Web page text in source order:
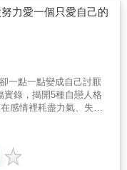
放婚姻如何成為一個熔
與他人的愛更臻深化。
Financial Times）本
姻的故事，細緻描繪她
此關係的過程中，如何
的挑戰、嫉妒與喜悅。
New York Times）一
地直面性、嫉妒、快樂
克斯書評》（Kirkus
供幫助
遇上了一個「自戀型伴
談，如今他總是只談自
上一秒有說有笑，下一
處不滿意，經常莫名其
失去自信，懷疑自己太
經體貼的他變了一個
只是卸下了面具。你愛
是他演出來的樣子。本
關係、自我療癒的諮商
來訪者的真實故事。她
學會辨識隱藏在伴侶偽
照顧自己傷痕累累的內
努力愛一個只愛自己的
一點一點變成自己討厭
實錄，揭開5種自戀人格
感情裡耗盡力氣、失去
被愛。起初，他充滿魅
拍即合，你以為自己終
，你發現他總是不願傾